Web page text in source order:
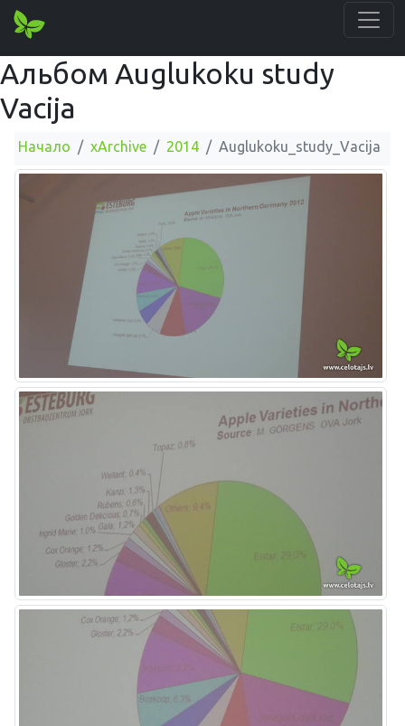
Альбом Auglukoku study
Vacija
Начало xArchive 2014 Auglukoku_study_Vacija